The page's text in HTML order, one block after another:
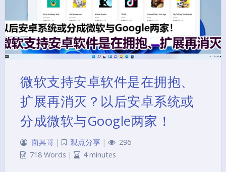
微软支持安卓软件是在拥抱、
扩展再消灭？以后安卓系统或
分成微软与Google两家！
面具哥 | 观点分享 |
296
718 Words | 4 minutes